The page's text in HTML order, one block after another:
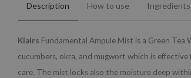
Description How to use Ingredients
Klairs Fundamental Ampule Mist is a Green
cucumbers, okra, and mugwort which is
care. The mist locks also the moisture deep